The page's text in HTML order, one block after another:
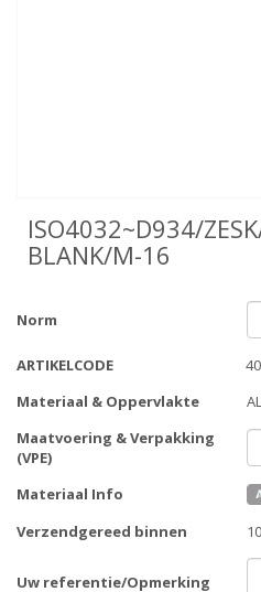
ISO4032~D934/
BLANK/M-16
Norm
ARTIKELCODE
Materiaal & Oppervlakte
Maatvoering & Verpakking
(VPE)
Materiaal Info
Verzendgereed binnen
Uw referentie/Opmerking